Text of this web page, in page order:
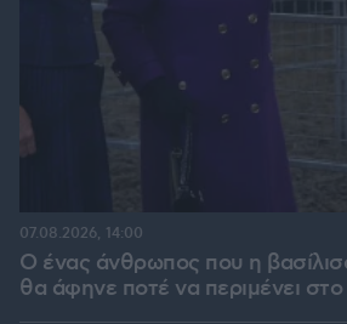
Ο ένας άνθρωπος που η
θα άφηνε ποτέ να περιμένει
07.08.2026, 14:00